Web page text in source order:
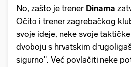
No, zašto je trener Dinama
Očito i trener zagrebačkog
svoje ideje, neke svoje
dvoboju s hrvatskim
sigurno". Već povlačiti neke